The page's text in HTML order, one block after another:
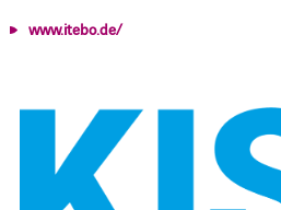
www.itebo.de/